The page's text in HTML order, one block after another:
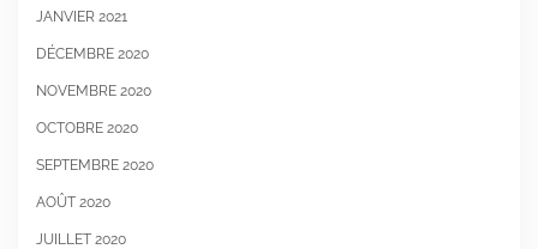
JANVIER 2021
DÉCEMBRE 2020
NOVEMBRE 2020
OCTOBRE 2020
SEPTEMBRE 2020
AOÛT 2020
JUILLET 2020